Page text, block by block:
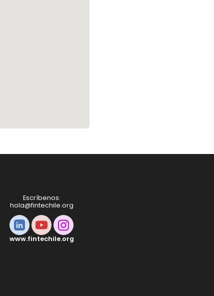
Escríbenos:
hola@fintechile.org
www.fintechile.org